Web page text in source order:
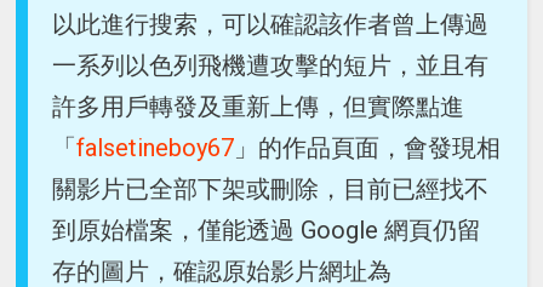
以此進行搜索，可以確認該作者曾上傳過
一系列以色列飛機遭攻擊的短片，並且有
許多用戶轉發及重新上傳，但實際點進
「falsetineboy67 」的作品頁面，會發現相
關影片已全部下架或刪除，目前已經找不
到原始檔案，僅能透過 Google 網頁仍留
存的圖片，確認原始影片網址為